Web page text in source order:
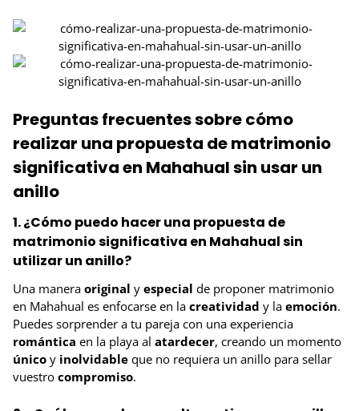
Preguntas frecuentes sobre cómo
realizar una propuesta de matrimonio
significativa en Mahahual sin usar un
anillo
1. ¿Cómo puedo hacer una propuesta de
matrimonio significativa en Mahahual sin
utilizar un anillo?
Una manera original y especial de proponer matrimonio
en Mahahual es enfocarse en la creatividad y la emoción.
Puedes sorprender a tu pareja con una experiencia
romántica en la playa al atardecer, creando un momento
único y inolvidable que no requiera un anillo para sellar
vuestro compromiso.